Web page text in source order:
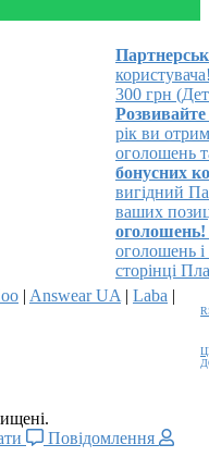
Партнерська
користувача!
300 грн
Розвивайте
рік ви
оголошень та
бонусних
вигідний
ваших
оголошень!
оголошень і
сторінці
| Answear UA | Laba |
Повідомлення